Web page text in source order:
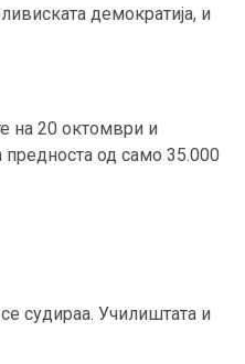
демократија, и
на 20 октомври и
предноста од само 35.000
судираа. Училиштата и